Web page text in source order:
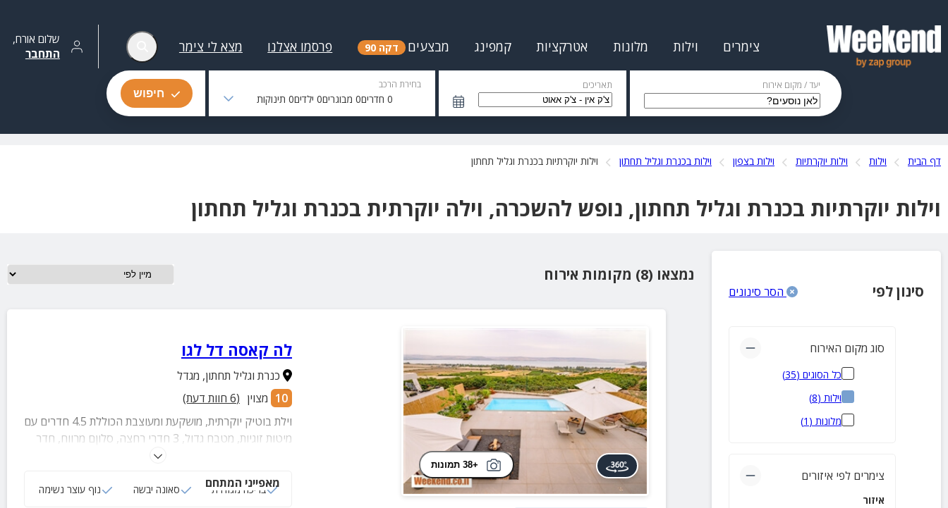
צימרים וילות מלונות אטרקציות קמפינג מבצעים דקה 90 פרסמו אצלנו מצא לי צימר שלום אורח,
התחבר
יעד / מקום אירוח תאריכים בחירת הרכב
0חדרים0מבוגרים0ילדים0תינוקות חיפוש
דף הבית וילות וילות יוקרתיות וילות בצפון וילות בכנרת וגליל תחתון וילות יוקרתיות בכנרת וגליל תחתון
וילות יוקרתיות בכנרת וגליל תחתון, נופש להשכרה, וילה יוקרתית בכנרת וגליל תחתון
סינון לפי הסר סינונים
סוג מקום האירוח
כל הסוגים (
35
)
וילות (
8
)
מלונות (
1
)
צימרים לפי איזורים
איזור
נמצאו (8) מקומות אירוח
+38 תמונות
לה קאסה דל לגו
כנרת וגליל תחתון, מגדל
10 מצוין (
6 חוות דעת)
וילת בוטיק יוקרתית, מושקעת ומעוצבת הכוללת 4.5 חדרים עם
מיטות זוגיות, מטבח גדול, 3 חדרי רחצה, סלוןם מרווח, חדר
פנאי עם שולחן ביליארד, מרפסת וחצר גדולה עם בריכה
מאפייני המתחם
בריכה מגודרת סאונה יבשה נוף עוצר נשימה